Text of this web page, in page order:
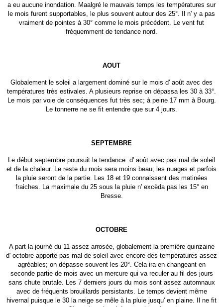
a eu aucune inondation. Maalgré le mauvais temps les températures sur
le mois furent supportables, le plus souvent autour des 25°. Il n' y a pas
vraiment de pointes à 30° comme le mois précédent. Le vent fut
fréquemment de tendance nord.
AOUT
Globalement le soleil a largement dominé sur le mois d' août avec des
températures très estivales. A plusieurs reprise on dépassa les 30 à 33°.
Le mois par voie de conséquences fut très sec; à peine 17 mm à Bourg.
Le tonnerre ne se fit entendre que sur 4 jours.
SEPTEMBRE
Le début septembre poursuit la tendance d' août avec pas mal de soleil
et de la chaleur. Le reste du mois sera moins beau; les nuages et parfois
la pluie seront de la partie. Les 18 et 19 connaissent des matinées
fraiches. La maximale du 25 sous la pluie n' excèda pas les 15° en
Bresse.
OCTOBRE
A part la journé du 11 assez arrosée, globalement la première quinzaine
d' octobre apporte pas mal de soleil avec encore des températures assez
agréables; on dépasse souvent les 20°. Cela ira en changeant en
seconde partie de mois avec un mercure qui va reculer au fil des jours
sans chute brutale. Les 7 derniers jours du mois sont assez automnaux
avec de fréquents brouillards persistants. Le temps devient même
hivernal puisque le 30 la neige se mêle à la pluie jusqu' en plaine. Il ne fit